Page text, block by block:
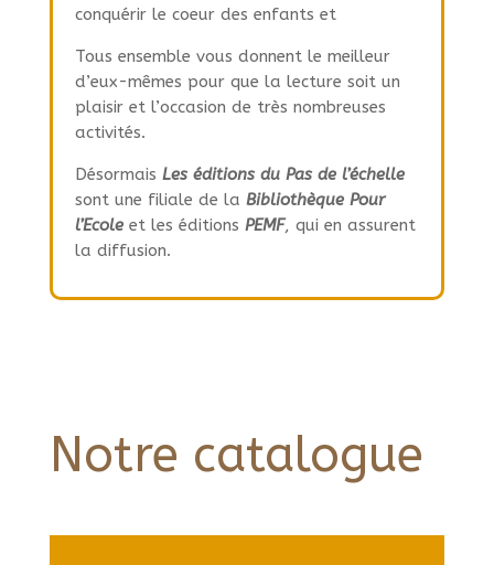
conquérir le coeur des enfants et
Tous ensemble vous donnent le meilleur
d’eux-mêmes pour que la lecture soit un
plaisir et l’occasion de très nombreuses
activités.
Désormais Les éditions du Pas de l’échelle
sont une filiale de la Bibliothèque Pour
l’Ecoleet les éditions PEMF, qui en assurent
la diffusion.
Notre catalogue